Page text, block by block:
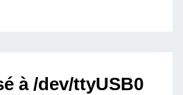
à /dev/ttyUSB0